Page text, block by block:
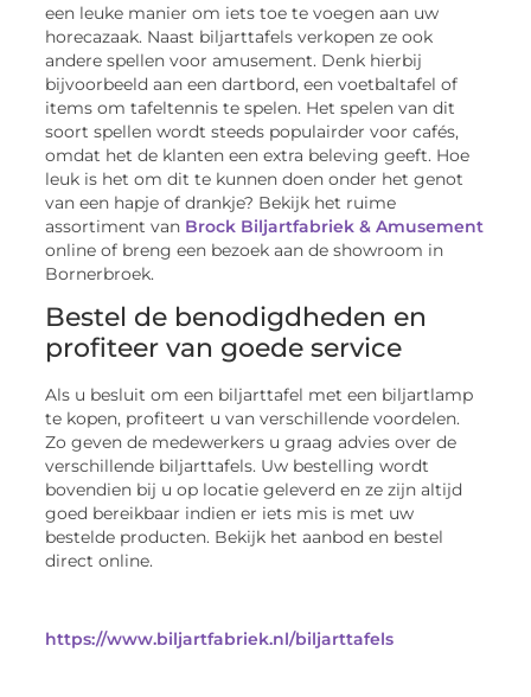
een leuke manier om iets toe te voegen aan uw
horecazaak. Naast biljarttafels verkopen ze ook
andere spellen voor amusement. Denk hierbij
bijvoorbeeld aan een dartbord, een voetbaltafel of
items om tafeltennis te spelen. Het spelen van dit
soort spellen wordt steeds populairder voor cafés,
omdat het de klanten een extra beleving geeft. Hoe
leuk is het om dit te kunnen doen onder het genot
van een hapje of drankje? Bekijk het ruime
assortiment van Brock Biljartfabriek & Amusement
online of breng een bezoek aan de showroom in
Bornerbroek.
Bestel de benodigdheden en
profiteer van goede service
Als u besluit om een biljarttafel met een biljartlamp
te kopen, profiteert u van verschillende voordelen.
Zo geven de medewerkers u graag advies over de
verschillende biljarttafels. Uw bestelling wordt
bovendien bij u op locatie geleverd en ze zijn altijd
goed bereikbaar indien er iets mis is met uw
bestelde producten. Bekijk het aanbod en bestel
direct online.
https://www.biljartfabriek.nl/biljarttafels